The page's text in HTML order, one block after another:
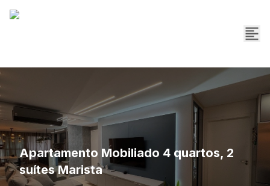
Apartamento Mobiliado 4 quartos, 2
suítes Marista